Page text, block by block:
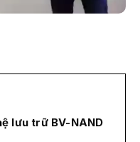
lưu trữ BV-NAND